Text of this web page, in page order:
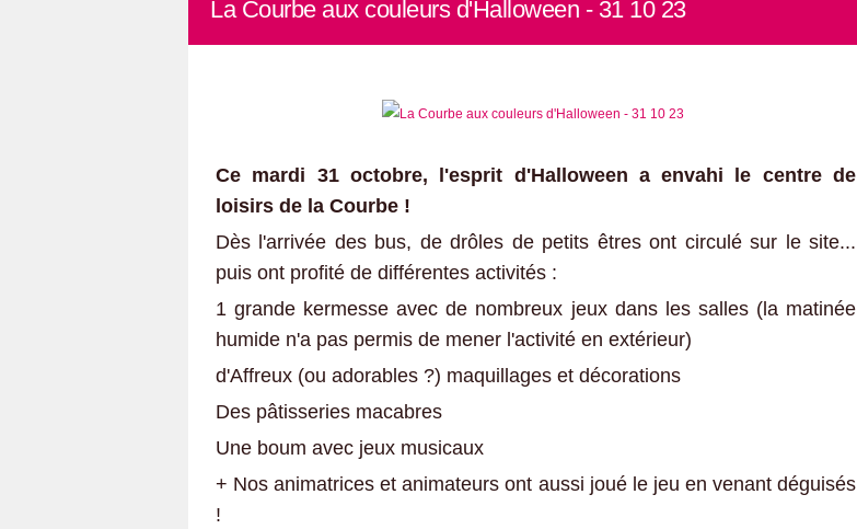
La Courbe aux couleurs d'Halloween - 31 10 23
Ce mardi 31 octobre, l'esprit d'Halloween a envahi le centre de
loisirs de la Courbe !
Dès l'arrivée des bus, de drôles de petits êtres ont circulé sur le site...
puis ont profité de différentes activités :
1 grande kermesse avec de nombreux jeux dans les salles (la matinée
humide n'a pas permis de mener l'activité en extérieur)
d'Affreux (ou adorables ?) maquillages et décorations
Des pâtisseries macabres
Une boum avec jeux musicaux
+ Nos animatrices et animateurs ont aussi joué le jeu en venant déguisés
!